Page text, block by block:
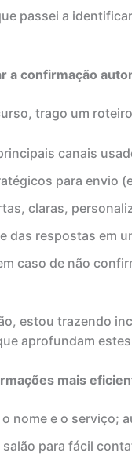
passei a
a confirmação
trago um
canais
para envio
claras,
das respostas em
caso de não
estou trazendo
aprofundam
mais
nome e o serviço;
para fácil